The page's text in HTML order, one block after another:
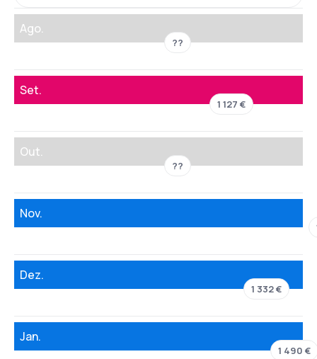
Ago.
??
Set.
1 127 €
Out.
??
Nov.
Dez.
1 332 €
Jan.
1 490 €